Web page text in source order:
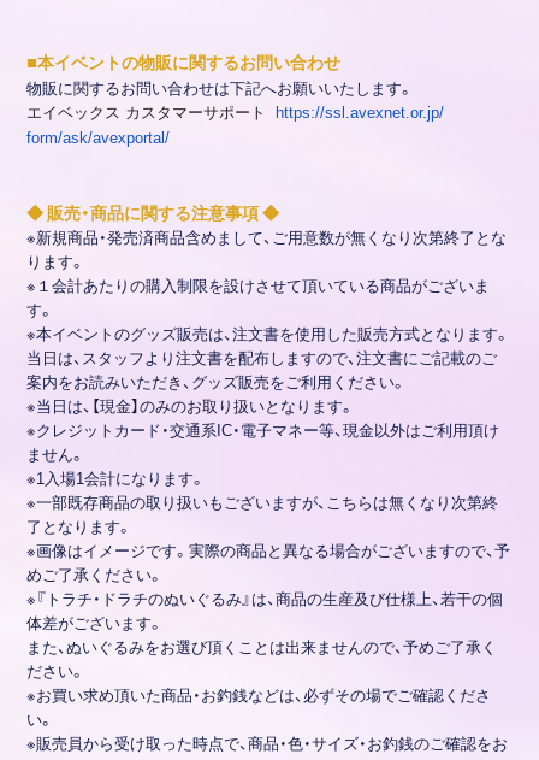
■本イベントの物販に関するお問い合わせ
物販に関するお問い合わせは下記へお願いいたします。
エイベックス カスタマーサポート
https://ssl.avexnet.or.jp/
form/ask/avexportal/
◆ 販売・商品に関する注意事項 ◆
※新規商品・発売済商品含めまして、ご用意数が無くなり次第終了とな
ります。
※１会計あたりの購入制限を設けさせて頂いている商品がございま
す。
※本イベントのグッズ販売は、注文書を使用した販売方式となります。
当日は、スタッフより注文書を配布しますので、注文書にご記載のご
案内をお読みいただき、グッズ販売をご利用ください。
※当日は、【現金】のみのお取り扱いとなります。
※クレジットカード・交通系IC・電子マネー等、現金以外はご利用頂け
ません。
※1入場1会計になります。
※一部既存商品の取り扱いもございますが、こちらは無くなり次第終
了となります。
※画像はイメージです。実際の商品と異なる場合がございますので、予
めご了承ください。
※『トラチ・ドラチのぬいぐるみ』は、商品の生産及び仕様上、若干の個
体差がございます。
また、ぬいぐるみをお選び頂くことは出来ませんので、予めご了承く
ださい。
※お買い求め頂いた商品・お釣銭などは、必ずその場でご確認くださ
い。
※販売員から受け取った時点で、商品・色・サイズ・お釣銭のご確認をお